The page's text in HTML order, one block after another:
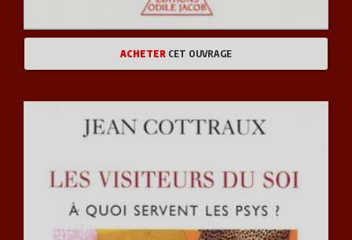
ACHETER CET OUVRAGE